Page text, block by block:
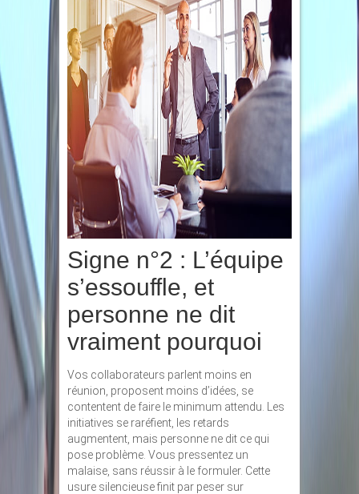
Signe n°2 : L’équipe
s’essouffle, et
personne ne dit
vraiment pourquoi
Vos collaborateurs parlent moins en
réunion, proposent moins d’idées, se
contentent de faire le minimum attendu. Les
initiatives se raréfient, les retards
augmentent, mais personne ne dit ce qui
pose problème. Vous pressentez un
malaise, sans réussir à le formuler. Cette
usure silencieuse finit par peser sur